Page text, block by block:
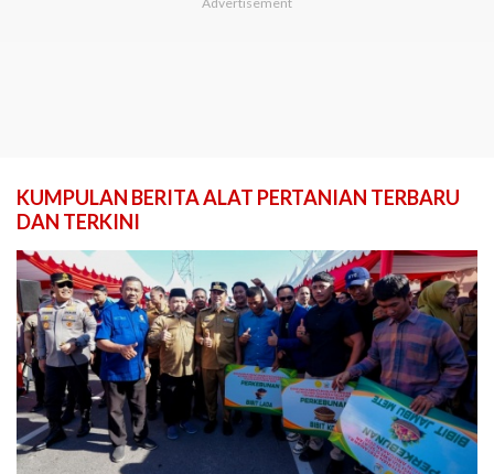
KUMPULAN BERITA ALAT PERTANIAN TERBARU
DAN TERKINI